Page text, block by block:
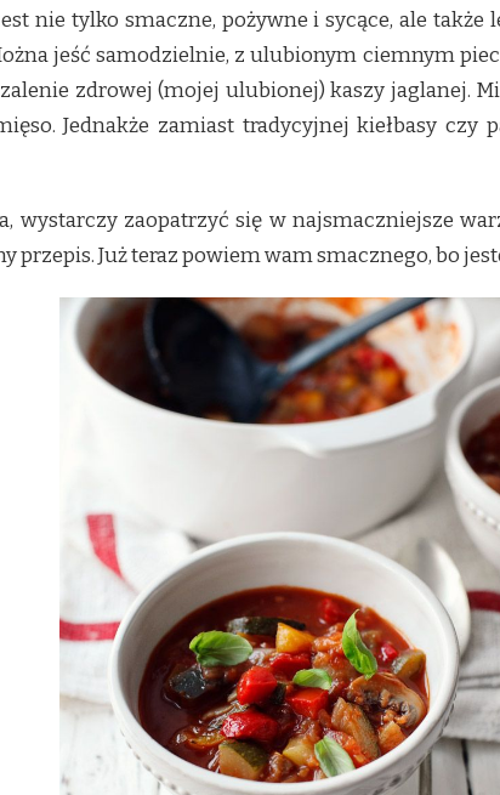
nie tylko smaczne, pożywne i sycące, ale także
jeść samodzielnie, z ulubionym ciemnym
zdrowej (mojej ulubionej) kaszy jaglanej.
Jednakże zamiast tradycyjnej kiełbasy czy
wystarczy zaopatrzyć się w najsmaczniejsze
przepis. Już teraz powiem wam smacznego, bo